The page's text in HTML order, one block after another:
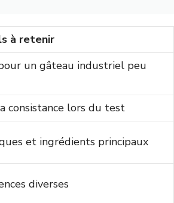
à retenir
un gâteau industriel peu
consistance lors du test
et ingrédients principaux
diverses